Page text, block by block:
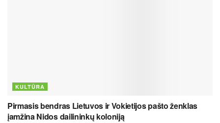
KULTŪRA
Pirmasis bendras Lietuvos ir Vokietijos pašto ženklas
įamžina Nidos dailininkų koloniją